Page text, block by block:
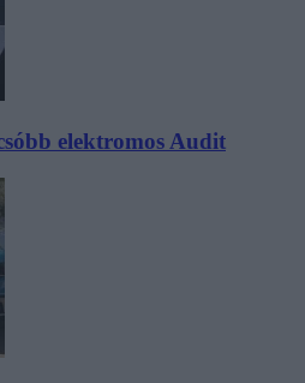
elektromos Audit